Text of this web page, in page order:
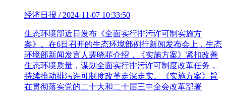
经济日报 / 2024-11-07 10:33:50
生态环境部近日发布《全面实行排污许可制实施方
案》。在6日召开的生态环境部例行新闻发布会上，生态
环境部新闻发言人裴晓菲介绍，《实施方案》紧扣改善
生态环境质量，谋划全面实行排污许可制度改革任务，
持续推动排污许可制度改革走深走实。《实施方案》旨
在贯彻落实党的二十大和二十届三中全会改革部署